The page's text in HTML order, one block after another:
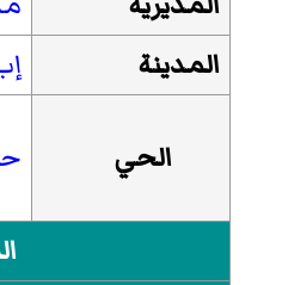
المدينة
الحي